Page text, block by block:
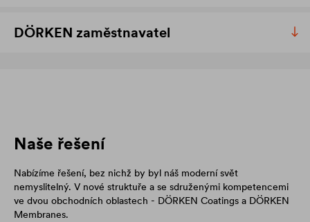
DÖRKEN zaměstnavatel
Naše řešení
Nabízíme řešení, bez nichž by byl náš moderní svět
nemyslitelný. V nové struktuře a se sdruženými kompetencemi
ve dvou obchodních oblastech - DÖRKEN Coatings a DÖRKEN
Membranes.